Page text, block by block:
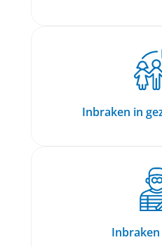
Inbraken in